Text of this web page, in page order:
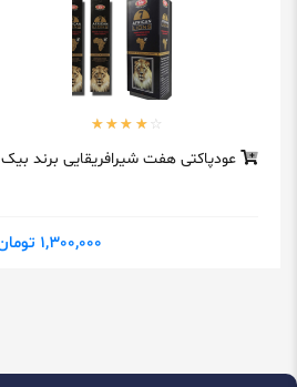
عودپاکتی هفت شیرافریقایی برند بیک
1,300,000 تومان